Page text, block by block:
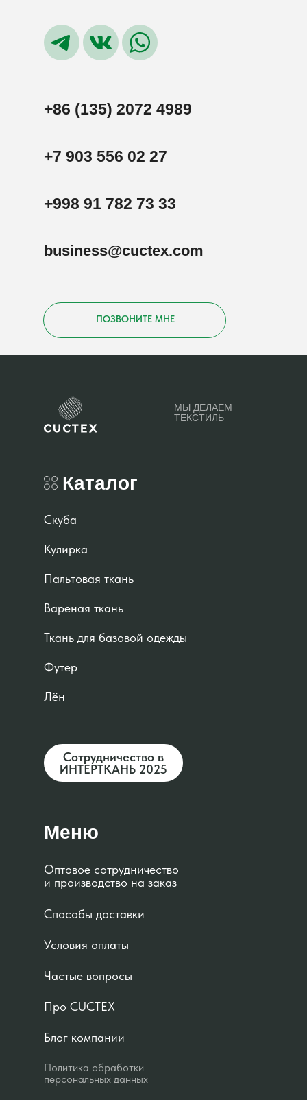
business@cuctex.com
+86 (135) 2072 4989
ПОЗВОНИТЕ МНЕ
+7 903 556 02 27
+998 91 782 73 33
Каталог
Скуба
Кулирка
Пальтовая ткань
Вареная ткань
Ткань для базовой одежды
Футер
Лён
Меню
Оптовое сотрудничество
и производство на заказ
Способы доставки
Условия оплаты
Частые вопросы
Про CUCTEX
Блог компании
Политика обработки
персональных данных
МЫ ДЕЛАЕМ
ТЕКСТИЛЬ
Сотрудничество в
ИНТЕРТКАНЬ 2025